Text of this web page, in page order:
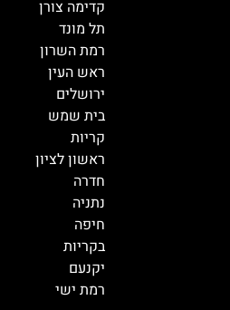
קדימה צורן
תל מונד
רמת השרון
ראש העין
ירושלים
בית שמש
קריות
ראשון לציון
חדרה
נתניה
חיפה
בקריות
יקנעם
רמת ישי